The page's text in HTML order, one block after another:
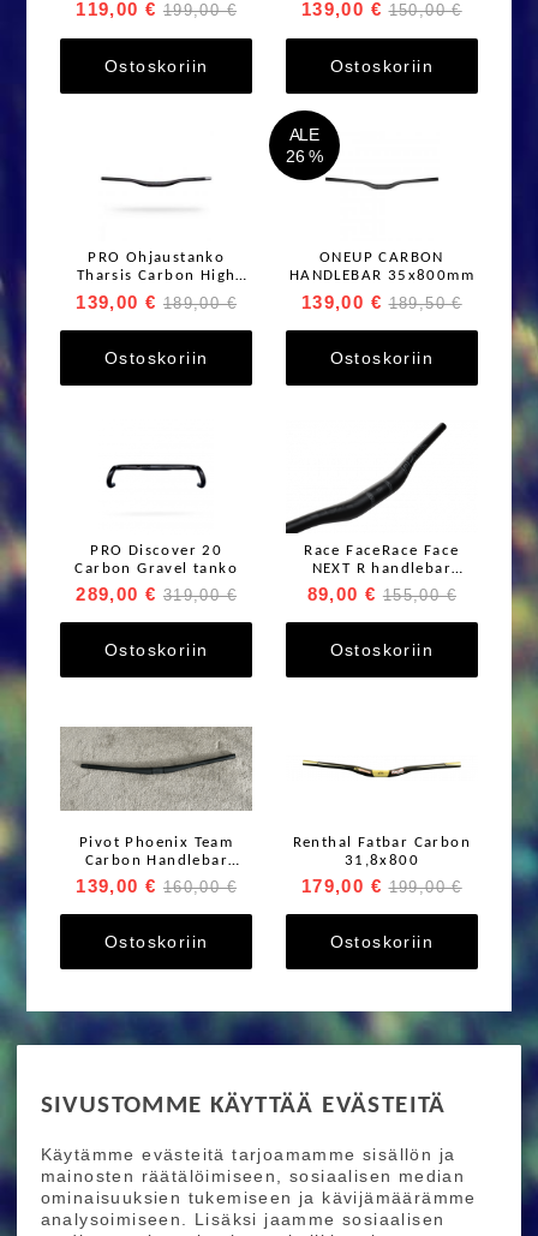
SIVUSTOMME KÄYTTÄÄ EVÄSTEITÄ
Käytämme evästeitä tarjoamamme sisällön ja
mainosten räätälöimiseen, sosiaalisen median
ominaisuuksien tukemiseen ja kävijämäärämme
analysoimiseen. Lisäksi jaamme sosiaalisen
119,00 € 199,00 €
Ostoskoriin
139,00 € 150,00 €
Ostoskoriin
PRO Ohjaustanko
Tharsis Carbon High
Rise
35mm/800mm/30rise/9
°sweep
139,00 € 189,00 €
Ostoskoriin
ALE
26 %
ONEUP CARBON
HANDLEBAR 35x800mm
139,00 € 189,50 €
Ostoskoriin
PRO Discover 20
Carbon Gravel tanko
289,00 € 319,00 €
Ostoskoriin
Race FaceRace Face
NEXT R handlebar
35x800mm
89,00 € 155,00 €
Ostoskoriin
Pivot Phoenix Team
Carbon Handlebar
35mm
139,00 € 160,00 €
Ostoskoriin
Renthal Fatbar Carbon
31,8x800
179,00 € 199,00 €
Ostoskoriin
Ride More – Pyöräkauppa ja pyörähuolto
Helsingissä